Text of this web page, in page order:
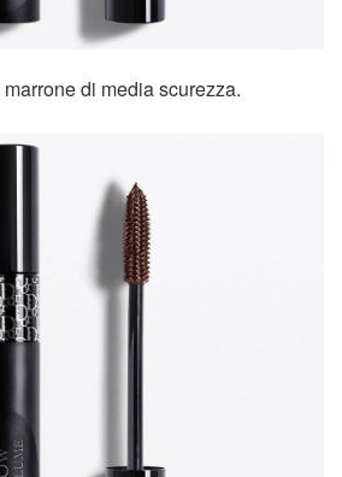
marrone di media scurezza.